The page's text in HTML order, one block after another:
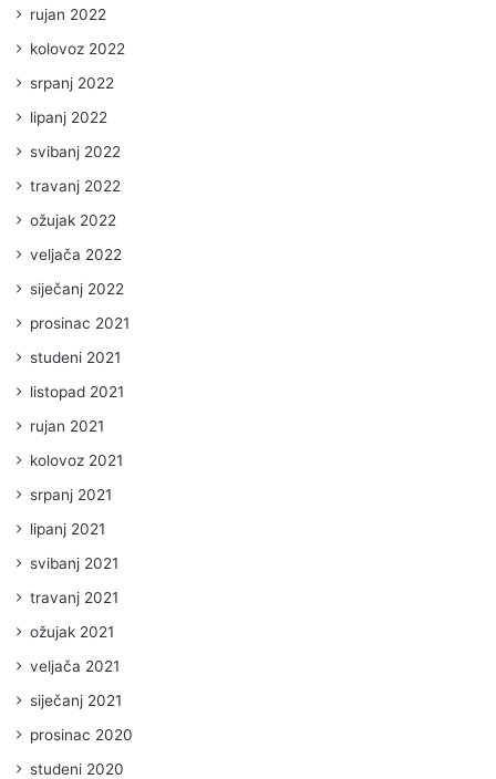
rujan 2022
kolovoz 2022
srpanj 2022
lipanj 2022
svibanj 2022
travanj 2022
ožujak 2022
veljača 2022
siječanj 2022
prosinac 2021
studeni 2021
listopad 2021
rujan 2021
kolovoz 2021
srpanj 2021
lipanj 2021
svibanj 2021
travanj 2021
ožujak 2021
veljača 2021
siječanj 2021
prosinac 2020
studeni 2020